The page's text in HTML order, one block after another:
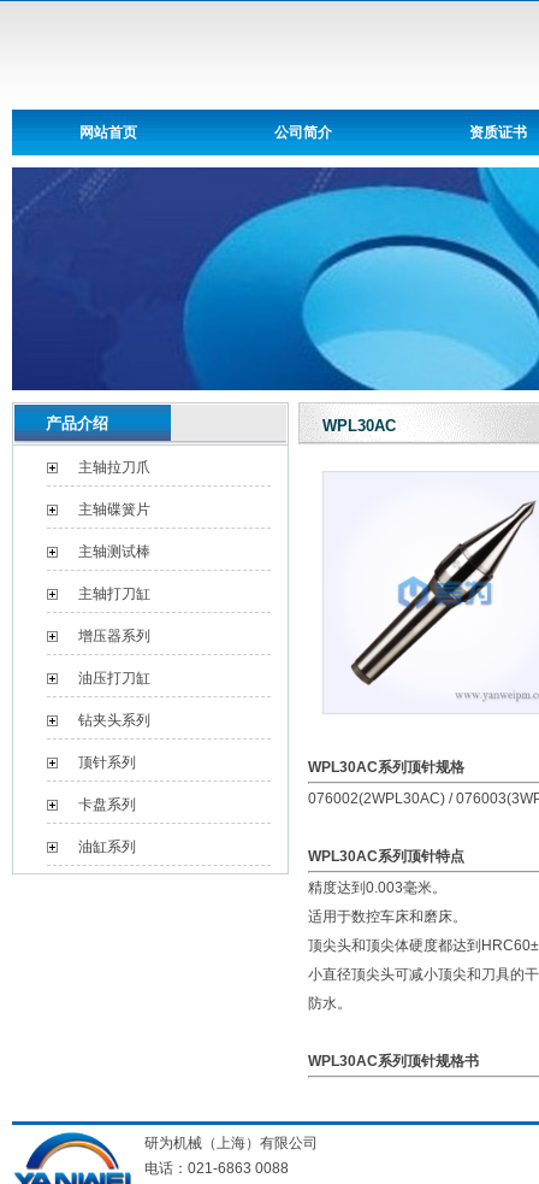
网站首页 公司简介 资质证书
WPL30AC
WPL30AC系列顶针规格
076002(2WPL30AC) /
WPL30AC系列顶针特点
精度达到0.003毫米。
适用于数控车床和磨床。
顶尖头和顶尖体硬度都达到
小直径顶尖头可减小顶尖和刀具的
防水。
WPL30AC系列顶针规格书
产品介绍
主轴拉刀爪
主轴碟簧片
主轴测试棒
主轴打刀缸
增压器系列
油压打刀缸
钻夹头系列
顶针系列
卡盘系列
油缸系列
研为机械（上海）有限公司
电话：021-6863 0088